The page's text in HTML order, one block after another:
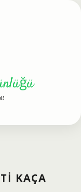
KAÇA